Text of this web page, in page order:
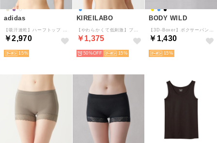
adidas
￥2,970
15
KIREILABO
￥1,375
50% 15
BODY WILD
￥1,430
15